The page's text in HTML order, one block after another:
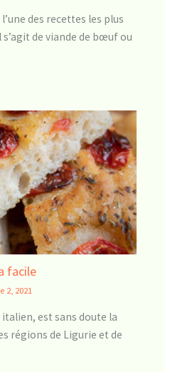
des recettes les plus
de viande de bœuf ou
facile
2, 2021
est sans doute la
régions de Ligurie et de